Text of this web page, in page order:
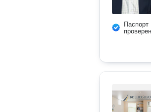
Паспорт
проверен